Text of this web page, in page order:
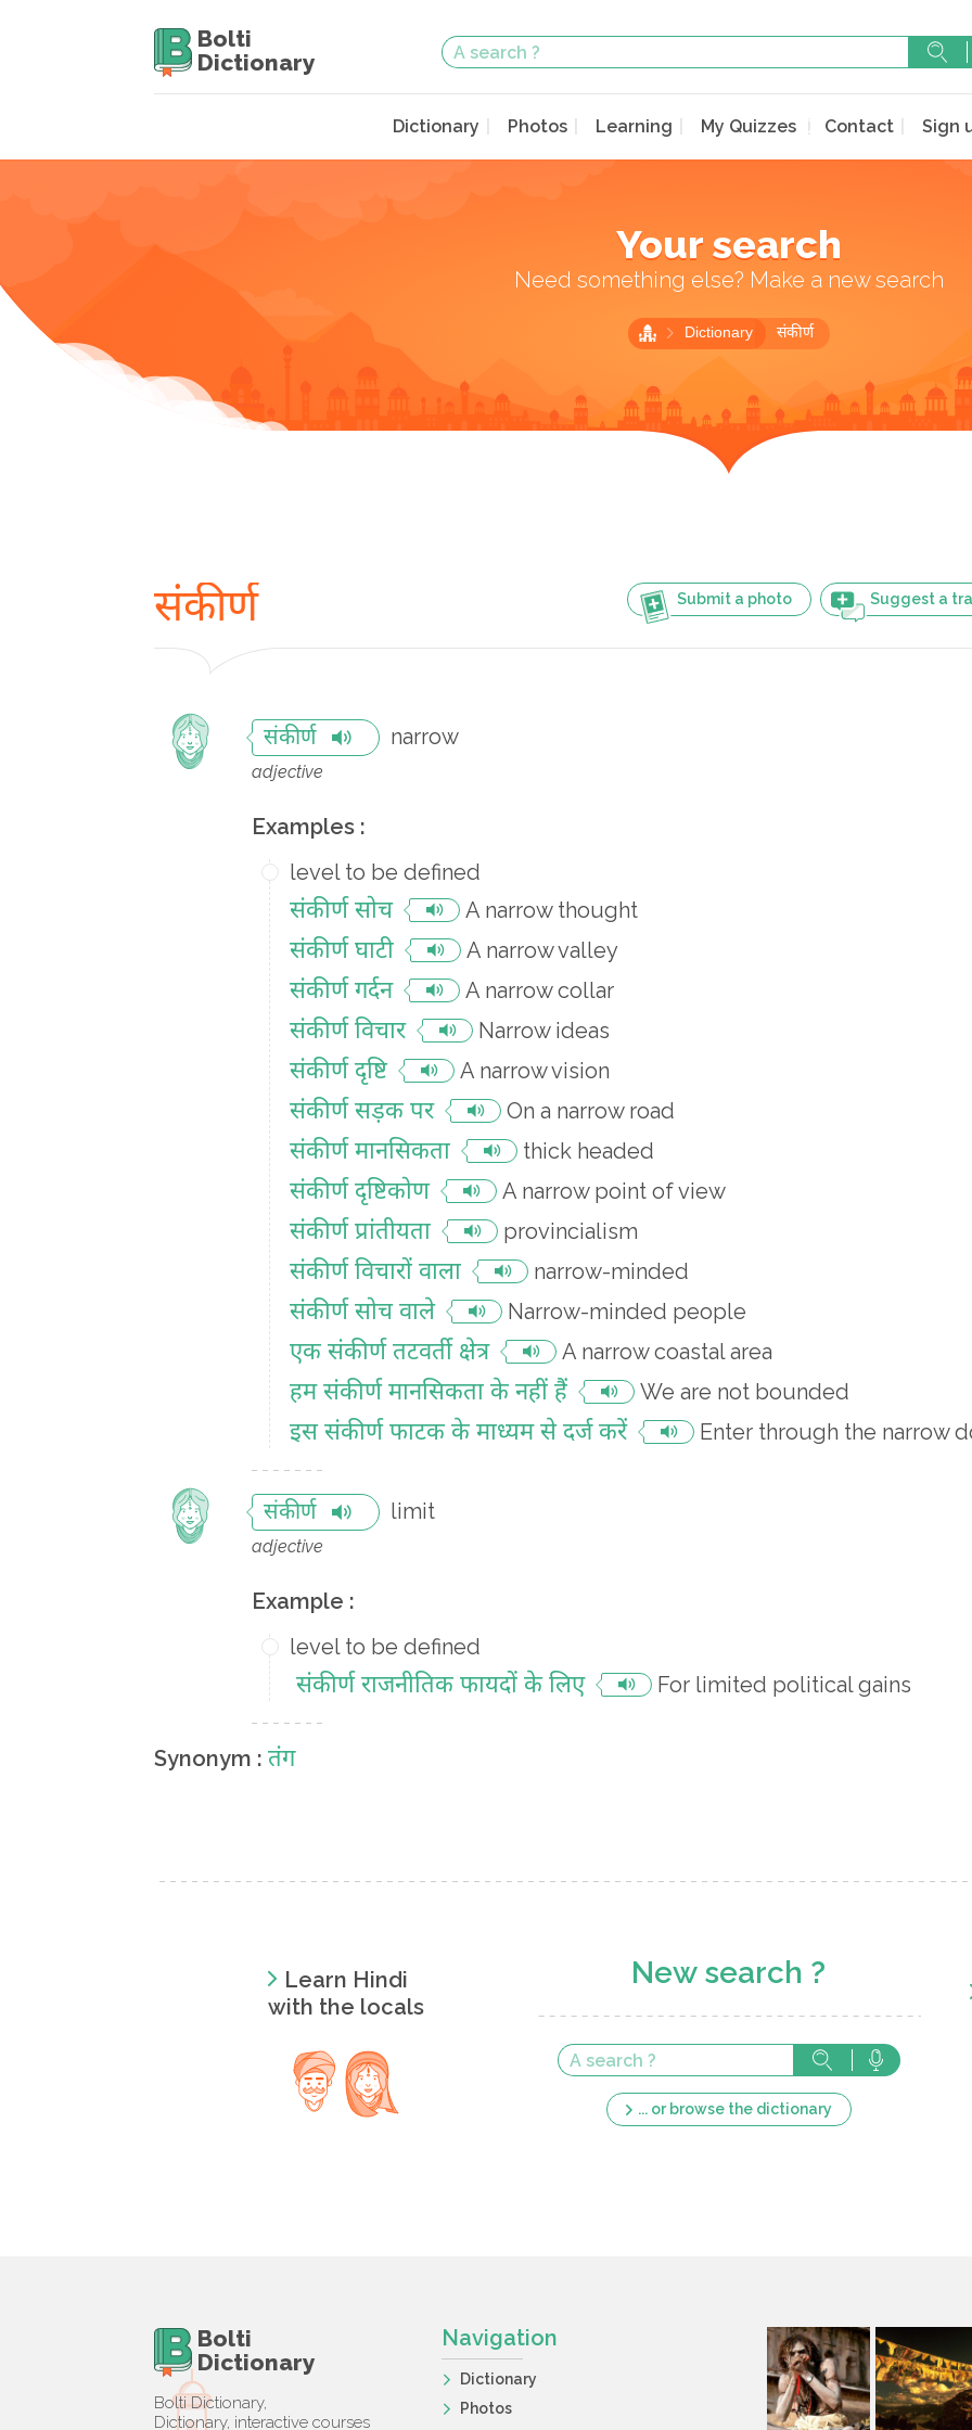
Bolti
Dictionary
Dictionary Photos Learning My Quizzes Contact Sign
Your search
Need something else? Make a new search
Dictionary संकीर्ण
Submit a photo Suggest a
संकीर्ण
संकीर्ण narrow
adjective
Examples :
level to be defined
संकीर्ण सोच A narrow thought
संकीर्ण घाटी A narrow valley
संकीर्ण गर्दन A narrow collar
संकीर्ण विचार Narrow ideas
संकीर्ण दृष्टि A narrow vision
संकीर्ण सड़क पर On a narrow road
संकीर्ण मानसिकता thick headed
संकीर्ण दृष्टिकोण A narrow point of view
संकीर्ण प्रांतीयता provincialism
संकीर्ण विचारों वाला narrow-minded
संकीर्ण सोच वाले Narrow-minded people
एक संकीर्ण तटवर्ती क्षेत्र A narrow coastal area
हम संकीर्ण मानसिकता के नहीं हैं We are not bounded
इस संकीर्ण फाटक के माध्यम से दर्ज करें Enter through the narrow
संकीर्ण limit
adjective
Example :
level to be defined
संकीर्ण राजनीतिक फायदों के लिए For limited political gains
Synonym : तंग
Learn Hindi
with the locals
New search ?
... or browse the dictionary
Bolti
Dictionary
Bolti Dictionary,
Dictionary, interactive courses
Navigation
Dictionary
Photos